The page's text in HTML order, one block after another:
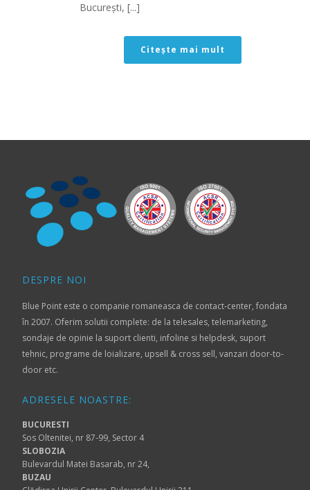
București, [...]
Citește mai mult
DESPRE NOI
Blue Point este o companie romaneasca de contact-center, fondata
în 2007. Oferim solutii complete: de la telesales, telemarketing,
sondaje de opinie la suport clienti, infoline si helpdesk, suport
tehnic, programe de loializare, upsell & cross sell, vanzari door-to-
door etc.
ADRESELE NOASTRE:
BUCURESTI
Sos Oltenitei, nr 87-99, Sector 4
SLOBOZIA
Bulevardul Matei Basarab, nr 24,
BUZAU